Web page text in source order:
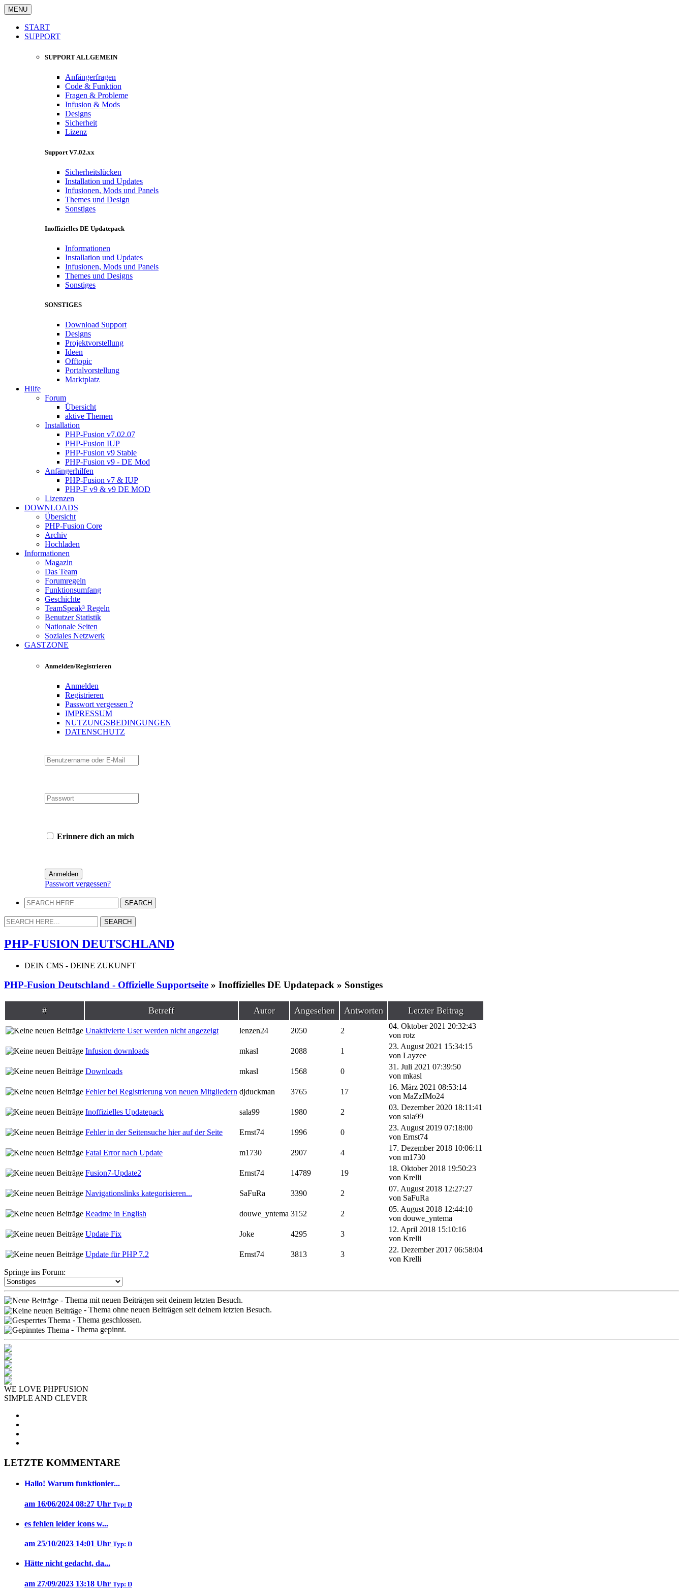
MENU
START
SUPPORT
SUPPORT ALLGEMEIN
Anfängerfragen
Code & Funktion
Fragen & Probleme
Infusion & Mods
Designs
Sicherheit
Lizenz
Support V7.02.xx
Sicherheitslücken
Installation und Updates
Infusionen, Mods und Panels
Themes und Design
Sonstiges
Inoffizielles DE Updatepack
Informationen
Installation und Updates
Infusionen, Mods und Panels
Themes und Designs
Sonstiges
SONSTIGES
Download Support
Designs
Projektvorstellung
Ideen
Offtopic
Portalvorstellung
Marktplatz
Hilfe
Forum
Übersicht
aktive Themen
Installation
PHP-Fusion v7.02.07
PHP-Fusion IUP
PHP-Fusion v9 Stable
PHP-Fusion v9 - DE Mod
Anfängerhilfen
PHP-Fusion v7 & IUP
PHP-F v9 & v9 DE MOD
Lizenzen
DOWNLOADS
Übersicht
PHP-Fusion Core
Archiv
Hochladen
Informationen
Magazin
Das Team
Forumregeln
Funktionsumfang
Geschichte
TeamSpeak³ Regeln
Benutzer Statistik
Nationale Seiten
Soziales Netzwerk
GASTZONE
Anmelden/Registrieren
Anmelden
Registrieren
Passwort vergessen ?
IMPRESSUM
NUTZUNGSBEDINGUNGEN
DATENSCHUTZ
Erinnere dich an mich
Passwort vergessen?
PHP-FUSION DEUTSCHLAND
DEIN CMS - DEINE ZUKUNFT
PHP-Fusion Deutschland - Offizielle Supportseite » Inoffizielles DE Updatepack » Sonstiges
# Betreff Autor Angesehen Antworten Letzter Beitrag
Unaktivierte User werden nicht angezeigt lenzen24 2050 2
04. Oktober 2021 20:32:43
von rotz
Infusion downloads
mkasl 2088 1
23. August 2021 15:34:15
von Layzee
Downloads
mkasl 1568 0
31. Juli 2021 07:39:50
von mkasl
Fehler bei Registrierung von neuen Mitgliedern djduckman 3765 17
16. März 2021 08:53:14
von MaZzIMo24
Inoffizielles Updatepack
sala99 1980 2
03. Dezember 2020 18:11:41
von sala99
Fehler in der Seitensuche hier auf der Seite
Ernst74 1996 0
23. August 2019 07:18:00
von Ernst74
Fatal Error nach Update
m1730 2907 4
17. Dezember 2018 10:06:11
von m1730
Fusion7-Update2
Ernst74 14789 19
18. Oktober 2018 19:50:23
von Krelli
Navigationslinks kategorisieren...
SaFuRa 3390 2
07. August 2018 12:27:27
von SaFuRa
Readme in English
douwe_yntema 3152 2
05. August 2018 12:44:10
von douwe_yntema
Update Fix
Joke 4295 3
12. April 2018 15:10:16
von Krelli
Update für PHP 7.2
Ernst74 3813 3
22. Dezember 2017 06:58:04
von Krelli
Springe ins Forum:
- Thema mit neuen Beiträgen seit deinem letzten Besuch.
- Thema ohne neuen Beiträgen seit deinem letzten Besuch.
- Thema geschlossen.
- Thema gepinnt.
WE LOVE PHPFUSION
SIMPLE AND CLEVER
LETZTE KOMMENTARE
Hallo! Warum funktionier...
am 16/06/2024 08:27 Uhr Typ: D
es fehlen leider icons w...
am 25/10/2023 14:01 Uhr Typ: D
Hätte nicht gedacht, da...
am 27/09/2023 13:18 Uhr Typ: D